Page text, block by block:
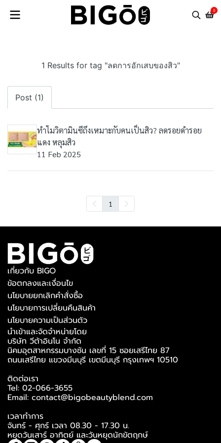
0
1 Results for tag "ลดการอักเสบของสิว"
Post (1)
ทำไมวิตามินซีถึงเหมาะกับคนเป็นสิว? ลดรอยดำรอย
แดง หลุมสิว
11 Feb 2025
1
เกี่ยวกับ BIGO
ข้อตกลงและเงื่อนไข
นโยบายยกเลิกคำสั่งซื้อ
นโยบายการเปลี่ยนคืนสินค้า
นโยบายความเป็นส่วนตัว
นำเข้าและจัดจำหน่ายโดย
บริษัท วีต้าอินโน จำกัด
นิคมอุตสาหกรรมบางชัน เลขที่ 15 ซอยเสรีไทย 87
ถนนเสรีไทย แขวงมีนบุรี เขตมีนบุรี กรุงเทพฯ 10510
ติดต่อเรา
Tel: 02-066-3655
Email: contact@bigobeautyblend.com
เวลาทำการ
จันทร์ - ศุกร์ เวลา 08.30 - 17.30 น.
หยุดวันเสาร์ อาทิตย์ และวันหยุดนักขัตฤกษ์